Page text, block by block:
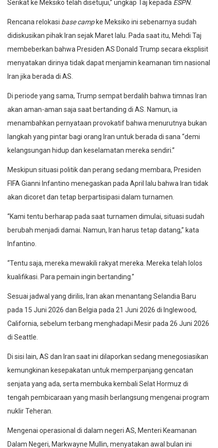
Serikat ke Meksiko telah disetujui,” ungkap Taj kepada ESPN.
Rencana relokasi base campke Meksiko ini sebenarnya sudah
didiskusikan pihak Iran sejak Maret lalu. Pada saat itu, Mehdi Taj
membeberkan bahwa Presiden AS Donald Trump secara eksplisit
menyatakan dirinya tidak dapat menjamin keamanan tim nasional
Iran jika berada di AS.
Di periode yang sama, Trump sempat berdalih bahwa timnas Iran
akan aman-aman saja saat bertanding di AS. Namun, ia
menambahkan pernyataan provokatif bahwa menurutnya bukan
langkah yang pintar bagi orang Iran untuk berada di sana “demi
kelangsungan hidup dan keselamatan mereka sendiri.”
Meskipun situasi politik dan perang sedang membara, Presiden
FIFA Gianni Infantino menegaskan pada April lalu bahwa Iran tidak
akan dicoret dan tetap berpartisipasi dalam turnamen.
“Kami tentu berharap pada saat turnamen dimulai, situasi sudah
berubah menjadi damai. Namun, Iran harus tetap datang,” kata
Infantino.
“Tentu saja, mereka mewakili rakyat mereka. Mereka telah lolos
kualifikasi. Para pemain ingin bertanding.”
Sesuai jadwal yang dirilis, Iran akan menantang Selandia Baru
pada 15 Juni 2026 dan Belgia pada 21 Juni 2026 di Inglewood,
California, sebelum terbang menghadapi Mesir pada 26 Juni 2026
di Seattle.
Di sisi lain, AS dan Iran saat ini dilaporkan sedang menegosiasikan
kemungkinan kesepakatan untuk memperpanjang gencatan
senjata yang ada, serta membuka kembali Selat Hormuz di
tengah pembicaraan yang masih berlangsung mengenai program
nuklir Teheran.
Mengenai operasional di dalam negeri AS, Menteri Keamanan
Dalam Negeri, Markwayne Mullin, menyatakan awal bulan ini